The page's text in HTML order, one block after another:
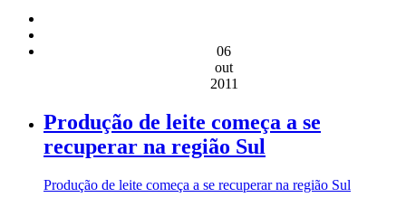
06
out
2011
Produção de leite começa a se
recuperar na região Sul
Produção de leite começa a se recuperar na região Sul